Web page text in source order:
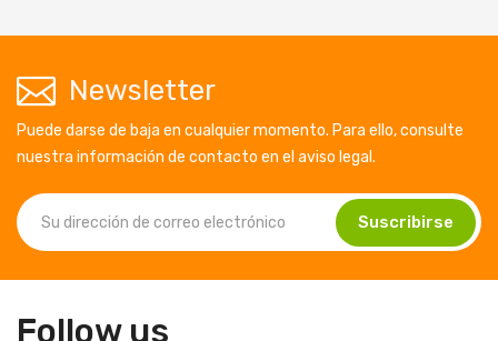
Newsletter
Puede darse de baja en cualquier momento. Para ello, consulte
nuestra información de contacto en el aviso legal.
Follow us